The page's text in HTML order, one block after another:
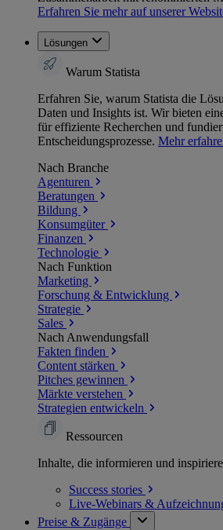
Erfahren Sie mehr auf unserer
Lösungen
Warum Statista
Erfahren Sie, warum Statista die
Daten und Insights ist. Wir bieten
für effiziente Recherchen und
Entscheidungsprozesse. Mehr
Nach Branche
Agenturen
Beratungen
Bildung
Konsumgüter
Finanzen
Technologie
Nach Funktion
Marketing
Forschung & Entwicklung
Strategie
Sales
Nach Anwendungsfall
Fakten finden
Content stärken
Pitches gewinnen
Märkte verstehen
Strategien entwickeln
Ressourcen
Inhalte, die informieren und
Success stories
Live-Webinars &
Preise & Zugänge